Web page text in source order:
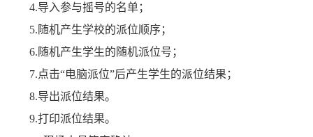
4.导入参与摇号的名单；
5.随机产生学校的派位顺序；
6.随机产生学生的随机派位号；
7.点击“电脑派位”后产生学生的派位结果；
8.导出派位结果。
9.打印派位结果。